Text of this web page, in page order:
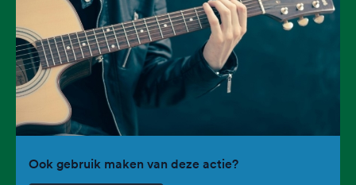
Ook gebruik maken van deze actie?